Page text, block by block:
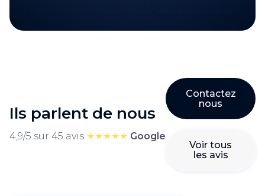
Ils parlent de nous
4,9/5 sur 45 avis ★★★★★ Google
Contactez
nous
Voir tous
les avis